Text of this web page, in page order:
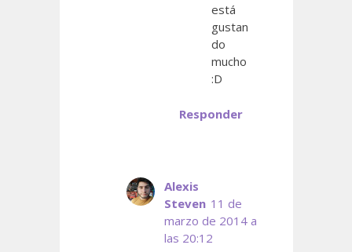
está
gustan
do
mucho
:D
Responder
Alexis
Steven 11 de
marzo de 2014 a
las 20:12